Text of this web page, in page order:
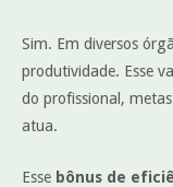
Sim. Em diversos
produtividade. Esse
do profissional,
atua.
Esse bônus de